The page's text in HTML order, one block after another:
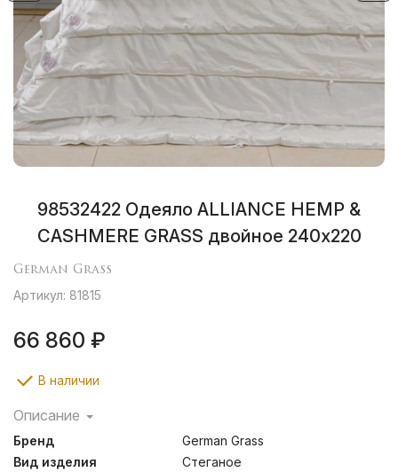
98532422 Одеяло ALLIANCE HEMP &
CASHMERE GRASS двойное 240х220
German Grass
Артикул: 81815
66 860 ₽
В наличии
Описание
Альянс из одеял с наполнителями из смеси
конопляных и хлопковых волокон и тончайшего пуха
горных кашмирских коз.
Бренд
German Grass
Вид изделия
Стеганое